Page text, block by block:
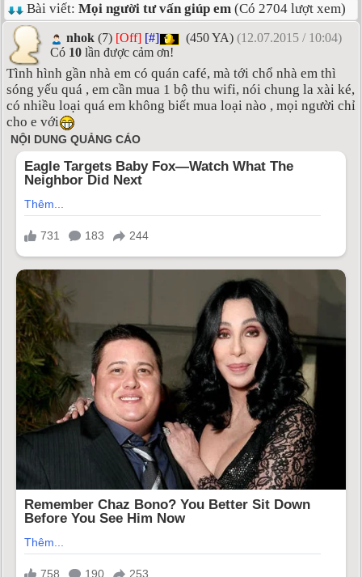
Bài viết: Mọi người tư vấn giúp em (Có 2704 lượt xem)
nhok (7) [Off] [#] (450 YA) (12.07.2015 / 10:04)
Có 10 lần được cảm ơn!
Tình hình gần nhà em có quán café, mà tới chổ nhà em thì
sóng yếu quá , em cần mua 1 bộ thu wifi, nói chung la xài ké,
có nhiều loại quá em không biết mua loại nào , mọi người chỉ
cho e với